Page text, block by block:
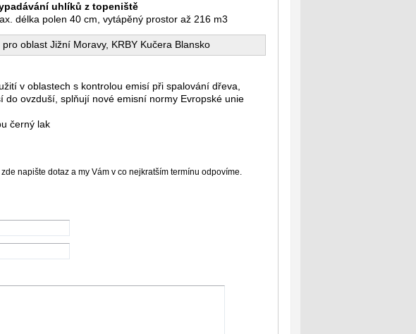
uhlíků z topeniště
délka polen 40 cm, vytápěný prostor až 216 m3
oblast Jižní Moravy, KRBY Kučera Blansko
v oblastech s kontrolou emisí při spalování dřeva,
ovzduší, splňují nové emisní normy Evropské unie
černý lak
napište dotaz a my Vám v co nejkratším termínu odpovíme.